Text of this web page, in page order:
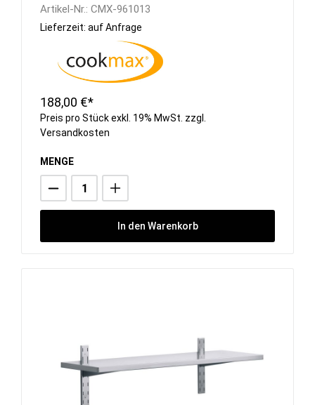
Artikel-Nr.: CMX-961013
Lieferzeit: auf Anfrage
188,00 €*
Preis pro Stück exkl. 19% MwSt. zzgl.
Versandkosten
MENGE
In den Warenkorb